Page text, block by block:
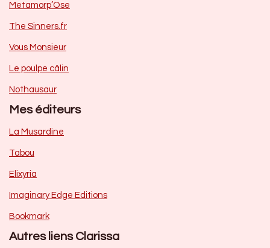
Metamorp’Ose
The Sinners.fr
Vous Monsieur
Le poulpe câlin
Nothausaur
Mes éditeurs
La Musardine
Tabou
Elixyria
Imaginary Edge Editions
Bookmark
Autres liens Clarissa